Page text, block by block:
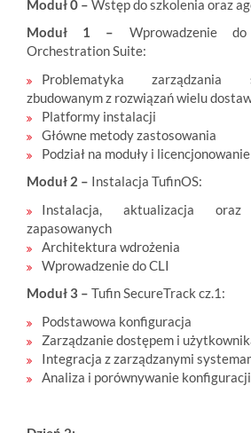
Moduł 0 – Wstęp do szkolenia oraz
Moduł 1 – Wprowadzenie
Orchestration Suite:
Problematyka zarządzania
zbudowanym z rozwiązań wielu
Platformy instalacji
Główne metody zastosowania
Podział na moduły i licencjonowanie
Moduł 2 – Instalacja TufinOS:
Instalacja, aktualizacja
zapasowanych
Architektura wdrożenia
Wprowadzenie do CLI
Moduł 3 – Tufin SecureTrack cz.1:
Podstawowa konfiguracja
Zarządzanie dostępem i
Integracja z zarządzanymi
Analiza i porównywanie konfiguracji